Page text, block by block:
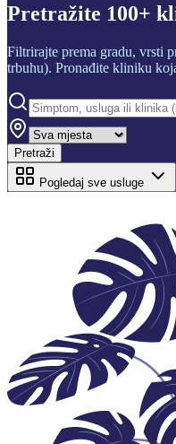
Pretražite 100+
Filtrirajte prema gradu, vrsti
trbuhu). Pronađite kliniku
Pretraži
Pogledaj sve usluge